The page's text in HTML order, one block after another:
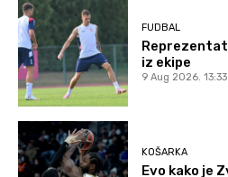
FUDBAL
iz ekipe
9 Aug 2026. 13:33
KOŠARKA
Evo kako je